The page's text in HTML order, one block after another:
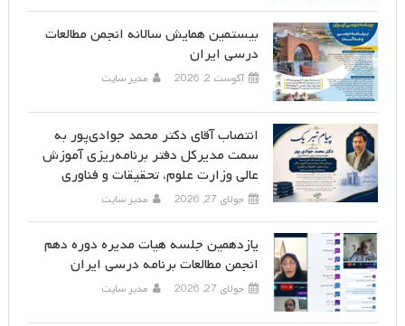
بیستمین همایش سالانه انجمن مطالعات
درسی ایران
آگوست 2, 2026 مدیر سایت
انتصاب آقای دکتر محمد جوادی‌پور به
سمت مدیرکل دفتر برنامه‌ریزی آموزش
عالی وزارت علوم، تحقیقات و فناوری
جولای 27, 2026 مدیر سایت
یازدهمین جلسه هیات مدیره دوره دهم
انجمن مطالعات برنامه درسی ایران
جولای 27, 2026 مدیر سایت